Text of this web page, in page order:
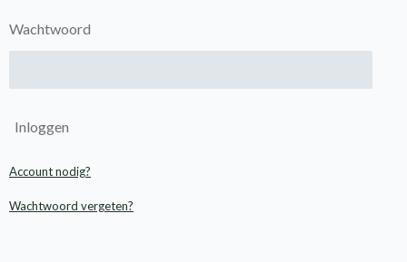
Wachtwoord
Inloggen
Account nodig?
Wachtwoord vergeten?